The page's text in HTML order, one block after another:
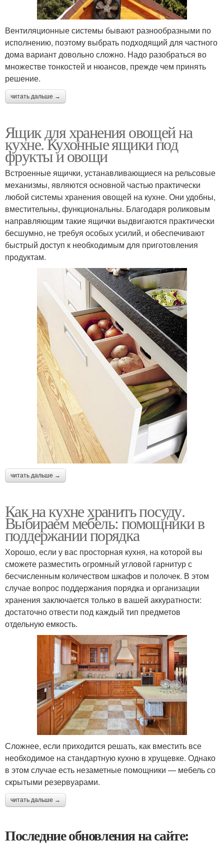
Вентиляционные системы бывают разнообразными по
исполнению, поэтому выбрать подходящий для частного
дома вариант довольно сложно. Надо разобраться во
множестве тонкостей и нюансов, прежде чем принять
решение.
читать дальше →
Ящик для хранения овощей на
кухне. Кухонные ящики под
фрукты и овощи
Встроенные ящички, устанавливающиеся на рельсовые
механизмы, являются основной частью практически
любой системы хранения овощей на кухне. Они удобны,
вместительны, функциональны. Благодаря роликовым
направляющим такие ящички выдвигаются практически
бесшумно, не требуя особых усилий, и обеспечивают
быстрый доступ к необходимым для приготовления
продуктам.
читать дальше →
Как на кухне хранить посуду.
Выбираем мебель: помощники в
поддержании порядка
Хорошо, если у вас просторная кухня, на которой вы
сможете разместить огромный угловой гарнитур с
бесчисленным количеством шкафов и полочек. В этом
случае вопрос поддержания порядка и организации
хранения заключается только в вашей аккуратности:
достаточно отвести под каждый тип предметов
отдельную емкость.
Сложнее, если приходится решать, как вместить все
необходимое на стандартную кухню в хрущевке. Однако
в этом случае есть незаметные помощники — мебель со
скрытыми резервуарами.
читать дальше →
Последние обновления на сайте: